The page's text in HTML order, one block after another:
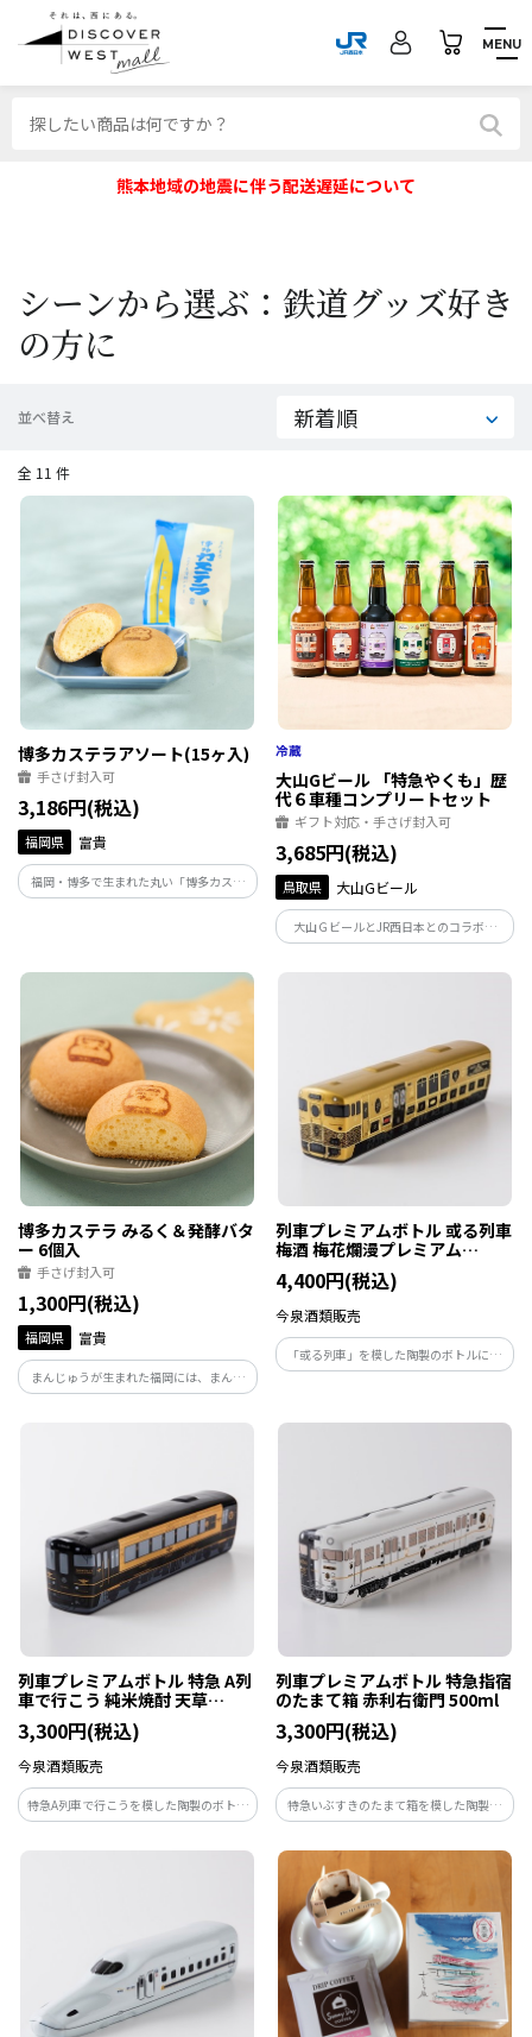
MENU
熊本地域の地震に伴う配送遅延について
シーンから選ぶ：鉄道グッズ好き
の方に
並べ替え
全 11 件
博多カステラアソート(15ヶ入)
手さげ封入可
3,186円(税込)
福岡県 富貴
福岡・博多で生まれた丸い「博多カステ
ラ」の3つの味が1箱に入りました！
大山Gビール 「特急やくも」歴
代６車種コンプリートセット
ギフト対応・手さげ封入可
3,685円(税込)
鳥取県 大山Gビール
大山ＧビールとJR西日本とのコラボ商
品！2024年4月に新型車両273系がデビュ
ーした「特急やくも」。運行開始の1972
博多カステラ みるく＆発酵バタ
ー 6個入
手さげ封入可
1,300円(税込)
福岡県 富貴
まんじゅうが生まれた福岡には、まんじ
ゅうのように見える丸いカステラがあっ
列車プレミアムボトル 或る列車
梅酒 梅花爛漫プレミアム
500ml
4,400円(税込)
今泉酒類販売
「或る列車」を模した陶製のボトルに、
車内でも提供されている大分県日田市の
漫プレミアム」を詰めました。
列車プレミアムボトル 特急 A列
車で行こう 純米焼酎 天草
500ml
3,300円(税込)
今泉酒類販売
特急A列車で行こうを模した陶製のボトル
に、沿線の蔵元、天草酒造の純米焼酎
「天草」を詰めました。
列車プレミアムボトル 特急指宿
のたまて箱 赤利右衛門 500ml
3,300円(税込)
今泉酒類販売
特急いぶすきのたまて箱を模した陶製の
ボトルに、芋焼酎「赤利右衛門」を詰め
ました。